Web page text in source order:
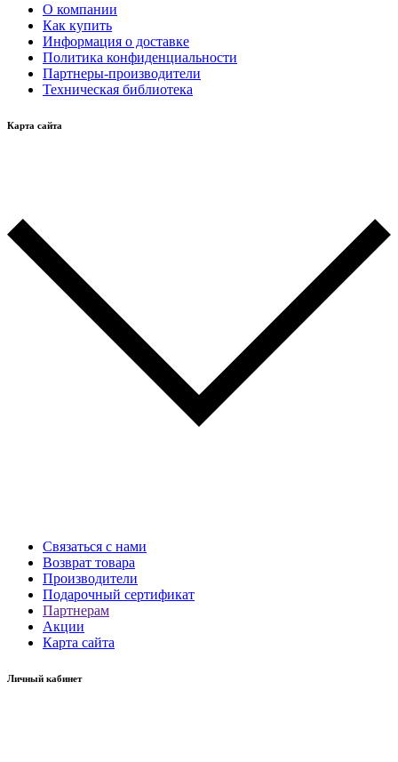
О компании
Как купить
Информация о доставке
Политика конфиденциальности
Партнеры-производители
Техническая библиотека
Карта сайта
Связаться с нами
Возврат товара
Производители
Подарочный сертификат
Партнерам
Акции
Карта сайта
Личный кабинет